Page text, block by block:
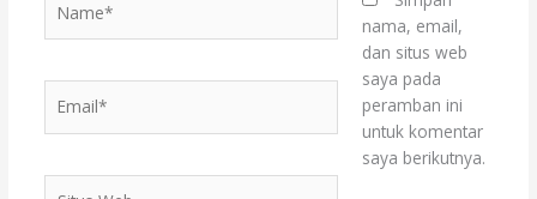
nama, email,
dan situs web
saya pada
peramban ini
untuk komentar
saya berikutnya.